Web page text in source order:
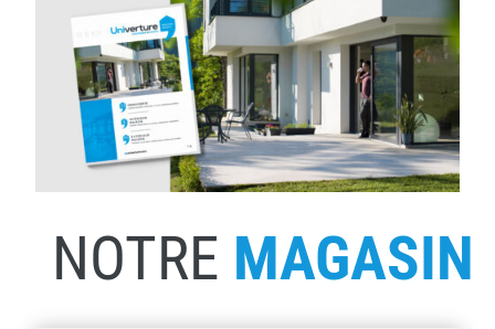
NOTRE MAGASIN